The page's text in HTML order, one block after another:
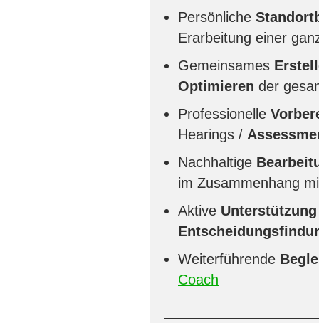
Persönliche
Erarbeitung einer
Gemeinsames
Optimieren der
Professionelle
Hearings /
Nachhaltige
im Zusammenhang
Aktive
Weiterführende
Coach